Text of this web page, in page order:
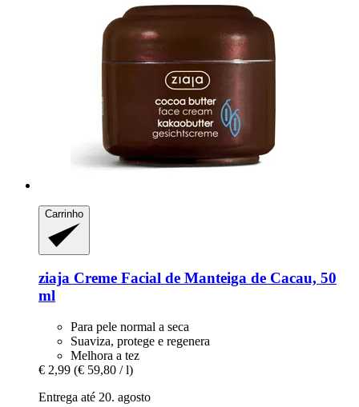
Carrinho
ziaja Creme Facial de Manteiga de Cacau, 50
ml
Para pele normal a seca
Suaviza, protege e regenera
Melhora a tez
€ 2,99 (€ 59,80 / l)
Entrega até 20. agosto